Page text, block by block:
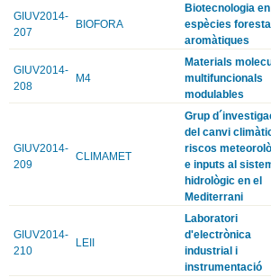
GIUV2014-
207
BIOFORA
Biotecnologia en
espècies
aromàtiques
GIUV2014-
208
M4
Materials
multifuncionals
modulables
GIUV2014-
209
CLIMAMET
Grup
del canvi
riscos
e inputs al
hidrològic en el
Mediterrani
GIUV2014-
210
LEII
Laboratori
d'electrònica
industrial i
instrumentació